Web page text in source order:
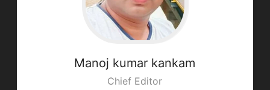
Manoj kumar kankam
Chief Editor